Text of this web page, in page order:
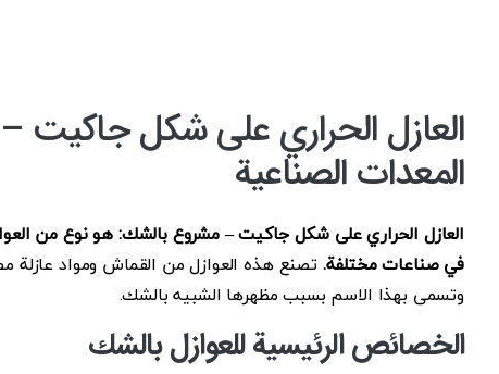
العازل الحراري على شكل
المعدات الصناعية
العازل الحراري على شكل جاكيت – مشروع بالشك: هو نوع من
في صناعات مختلفة.تصنع هذه العوازل من القماش ومواد عازلة
وتسمى بهذا الاسم بسبب مظهرها الشبيه بالشك.
الخصائص الرئيسية للعوازل بالشك